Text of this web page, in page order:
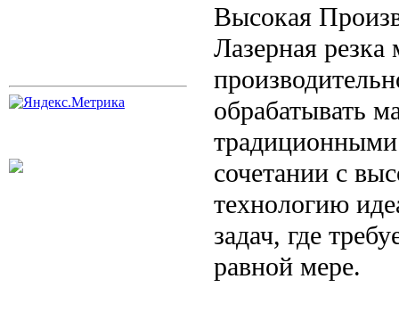
Высокая
Лазерная резка
обрабатывать
традиционными
сочетании с
технологию
задач, где
равной мере.